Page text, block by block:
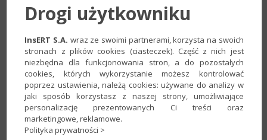
Znaleziono1
szkolenie.
Pokaż
Drogi użytkowniku
InsERT S.A. wraz ze swoimi partnerami, korzysta na swoich
stronach z plików cookies (ciasteczek). Część z nich jest
niezbędna dla funkcjonowania stron, a do pozostałych
cookies, których wykorzystanie możesz kontrolować
poprzez ustawienia, należą cookies: używane do analizy w
jaki sposób korzystasz z naszej strony, umożliwiające
personalizację prezentowanych Ci treści oraz
marketingowe, reklamowe.
Polityka prywatności >